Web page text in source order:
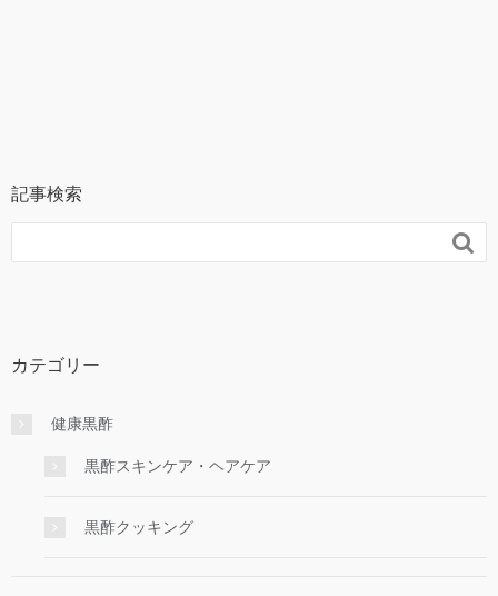
記事検索

カテゴリー
健康黒酢
黒酢スキンケア・ヘアケア
黒酢クッキング